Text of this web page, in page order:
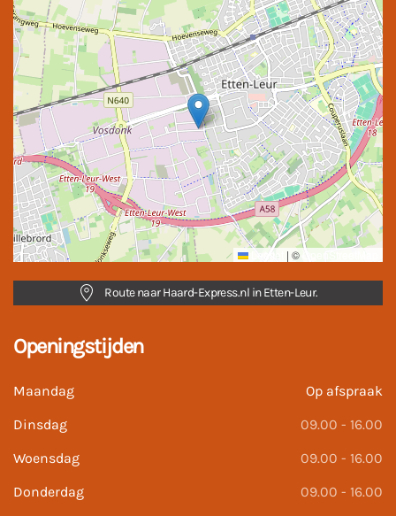
| ©
Route naar Haard-Express.nl in Etten-Leur.
Openingstijden
Maandag
Op afspraak
Dinsdag
09.00 - 16.00
Woensdag
09.00 - 16.00
Donderdag
09.00 - 16.00